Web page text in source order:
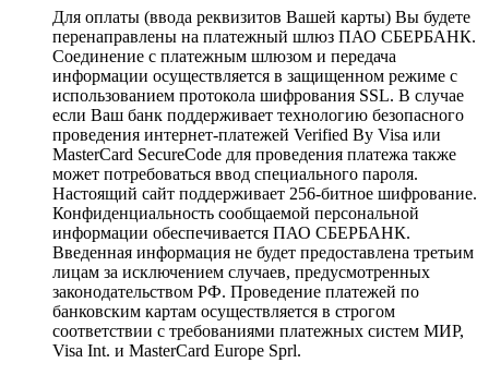
Для оплаты (ввода реквизитов Вашей карты) Вы будете
перенаправлены на платежный шлюз ПАО СБЕРБАНК.
Соединение с платежным шлюзом и передача
информации осуществляется в защищенном режиме с
использованием протокола шифрования SSL. В случае
если Ваш банк поддерживает технологию безопасного
проведения интернет-платежей Verified By Visa или
MasterCard SecureCode для проведения платежа также
может потребоваться ввод специального пароля.
Настоящий сайт поддерживает 256-битное шифрование.
Конфиденциальность сообщаемой персональной
информации обеспечивается ПАО СБЕРБАНК.
Введенная информация не будет предоставлена третьим
лицам за исключением случаев, предусмотренных
законодательством РФ. Проведение платежей по
банковским картам осуществляется в строгом
соответствии с требованиями платежных систем МИР,
Visa Int. и MasterCard Europe Sprl.